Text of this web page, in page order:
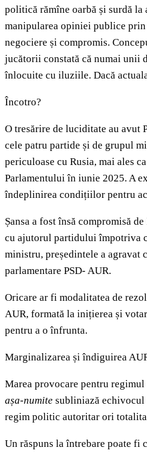
politică rămîne oarbă și surdă la
manipularea opiniei publice
negociere și compromis.
jucătorii constată că numai unii
înlocuite cu iluziile. Dacă
Încotro?
O tresărire de luciditate au avut
cele patru partide și de grupul
periculoase cu Rusia, mai ales
Parlamentului în iunie 2025. A
îndeplinirea condițiilor pentru
Șansa a fost însă compromisă
cu ajutorul partidului împotriva
ministru, președintele a agravat
parlamentare PSD- AUR.
Oricare ar fi modalitatea de
AUR, formată la inițierea și
pentru a o înfrunta.
Marginalizarea și îndiguirea
Marea provocare pentru
așa-numite subliniază
regim politic autoritar ori
Un răspuns la întrebare poate fi